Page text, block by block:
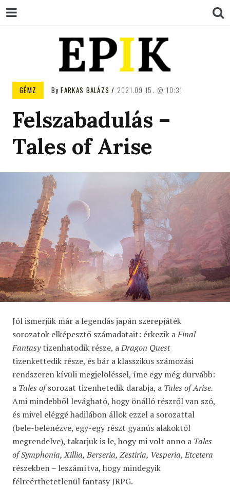
EPIK
GÉMZ ByFARKAS BALÁZS 2021.09.15. 10:31
Felszabadulás –
Tales of Arise
Jól ismerjük már a legendás japán szerepjáték
sorozatok elképesztő számadatait: érkezik aFinal
Fantasytizenhatodik része, aDragon Quest
tizenkettedik része, és bár a klasszikus számozási
rendszeren kívüli megjelöléssel, íme egy még durvább:
a Tales ofsorozat tizenhetedik darabja, a Tales of Arise.
Ami mindebből levágható, hogy önálló részről van szó,
és mivel eléggé hadilábon állok ezzel a sorozattal
(bele-belenézve, egy-egy részt gyanús alakoktól
megrendelve), takarjuk is le, hogy mi volt anno a Tales
of Symphonia, Xillia, Berseria, Zestiria, Vesperia,Etcetera
részekben – leszámítva, hogy mindegyik
félreérthetetlenül fantasy JRPG.